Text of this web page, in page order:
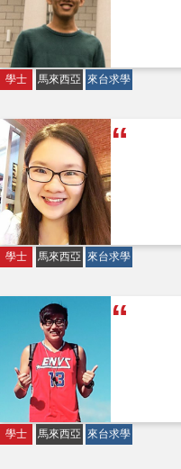
學士 馬來西亞 來台求學
學士 馬來西亞 來台求學
學士 馬來西亞 來台求學